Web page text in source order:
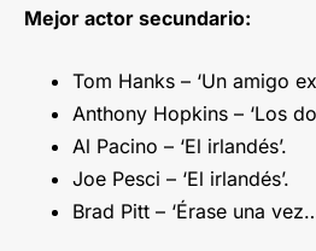
Mejor actor secundario:
Tom Hanks – ‘Un amigo
Anthony Hopkins – ‘Los
Al Pacino – ‘El irlandés’.
Joe Pesci – ‘El irlandés’.
Brad Pitt – ‘Érase una